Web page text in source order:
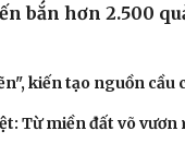
nhận Ukraine